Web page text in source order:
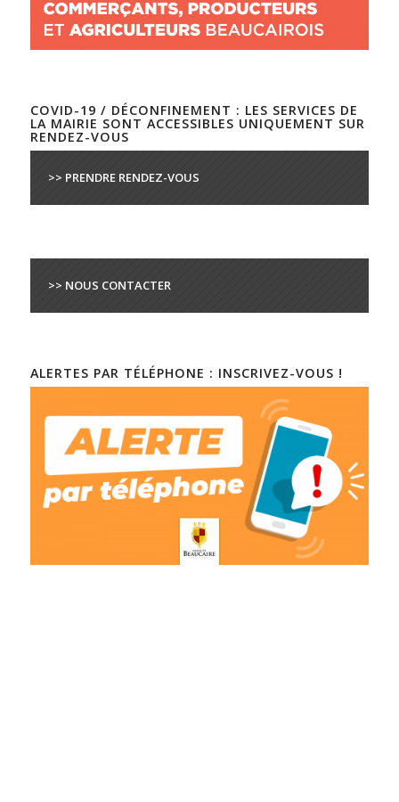
COVID-19 / DÉCONFINEMENT : LES SERVICES DE
LA MAIRIE SONT ACCESSIBLES UNIQUEMENT SUR
RENDEZ-VOUS
>> PRENDRE RENDEZ-VOUS
>> NOUS CONTACTER
ALERTES PAR TÉLÉPHONE : INSCRIVEZ-VOUS !